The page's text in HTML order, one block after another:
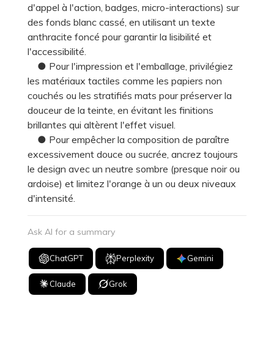
d'appel à l'action, badges, micro-interactions) sur
des fonds blanc cassé, en utilisant un texte
anthracite foncé pour garantir la lisibilité et
l'accessibilité.
● Pour l'impression et l'emballage, privilégiez
les matériaux tactiles comme les papiers non
couchés ou les stratifiés mats pour préserver la
douceur de la teinte, en évitant les finitions
brillantes qui altèrent l'effet visuel.
● Pour empêcher la composition de paraître
excessivement douce ou sucrée, ancrez toujours
le design avec un neutre sombre (presque noir ou
ardoise) et limitez l'orange à un ou deux niveaux
d'intensité.
Ask AI for a summary
ChatGPT Perplexity Gemini
Claude Grok